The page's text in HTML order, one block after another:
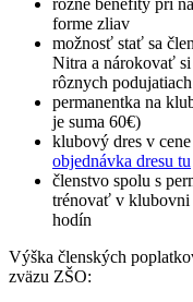
forme zliav
možnosť stať sa
Nitra a nárokovať si
rôznych podujatiach
permanentka na
je suma 60€)
klubový dres v
objednávka dresu tu
členstvo spolu s
trénovať v
hodín
Výška členských
zväzu ZŠO: